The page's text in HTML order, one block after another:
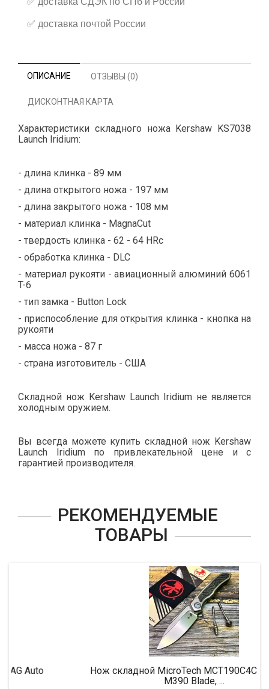
✅ доставка почтой России
ОПИСАНИЕ ОТЗЫВЫ (0)
ДИСКОНТНАЯ КАРТА
Характеристики складного ножа Kershaw KS7038
Launch Iridium:
- длина клинка - 89 мм
- длина открытого ножа - 197 мм
- длина закрытого ножа - 108 мм
- материал клинка - MagnaCut
- твердость клинка - 62 - 64 HRc
- обработка клинка - DLC
- материал рукояти - авиационный алюминий 6061
T-6
- тип замка - Button Lock
- приспособление для открытия клинка - кнопка на
рукояти
- масса ножа - 87 г
- страна изготовитель - США
Складной нож Kershaw Launch Iridium не является
холодным оружием.
Вы всегда можете купить складной нож Kershaw
Launch Iridium по привлекательной цене и с
гарантией производителя.
РЕКОМЕНДУЕМЫЕ
ТОВАРЫ
Нож складной MicroTech MCT190C4CFITI Anax,
M390 Blade, ...